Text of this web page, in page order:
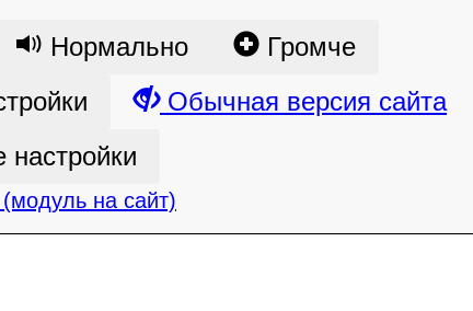
Нормально Громче
Обычная версия сайта
на сайт)